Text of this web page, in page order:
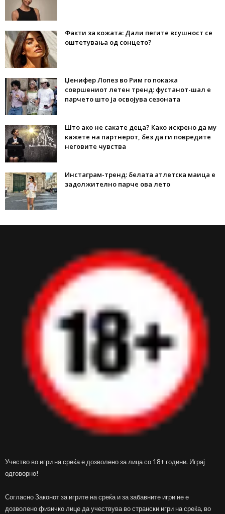
Факти за кожата: Дали пегите всушност се
оштетувања од сонцето?
Џенифер Лопез во Рим го покажа
совршениот летен тренд: фустанот-шал е
парчето што ја освојува сезоната
Што ако не сакате деца? Како искрено да му
кажете на партнерот, без да ги повредите
неговите чувства
Инстаграм-тренд: белата атлетска маица е
задолжително парче ова лето
Учество во игри на среќа е дозволено за лица со 18+ години. Играј
одговорно!
Согласно Законот за игрите на среќа и за забавните игри не е
дозволено физичко лице да учествува во странски игри на среќа, во